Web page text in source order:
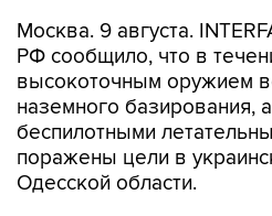
Москва. 9 августа.
РФ сообщило, что в
высокоточным оружием
наземного базирования,
беспилотными
поражены цели в
Одесской области.